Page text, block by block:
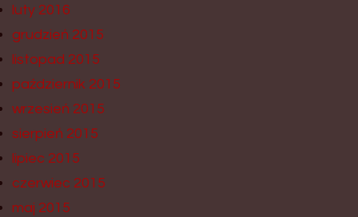
luty 2016
grudzień 2015
listopad 2015
październik 2015
wrzesień 2015
sierpień 2015
lipiec 2015
czerwiec 2015
maj 2015